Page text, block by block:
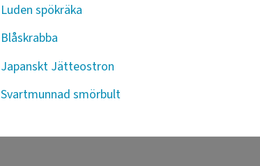
Luden spökräka
Blåskrabba
Japanskt Jätteostron
Svartmunnad smörbult